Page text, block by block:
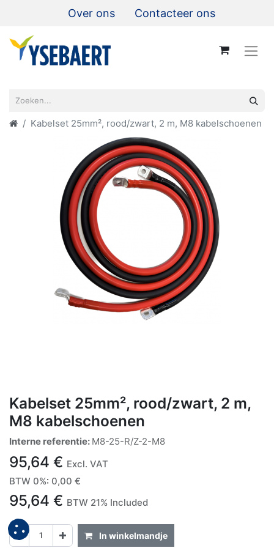
Over ons Contacteer ons
Kabelset 25mm², rood/zwart, 2 m, M8 kabelschoenen
Kabelset 25mm², rood/zwart, 2 m,
M8 kabelschoenen
Interne referentie: M8-25-R/Z-2-M8
95,64 € Excl. VAT
BTW 0%: 0,00 €
95,64 € BTW 21% Included
In winkelmandje